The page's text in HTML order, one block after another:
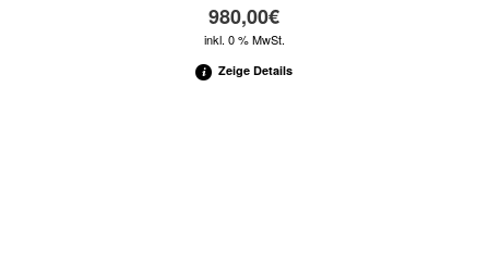
980,00€
inkl. 0 % MwSt.
Zeige Details